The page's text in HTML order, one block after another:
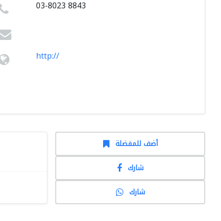
03-8023 8843
http://
أضف للمفضلة
شارك
شارك